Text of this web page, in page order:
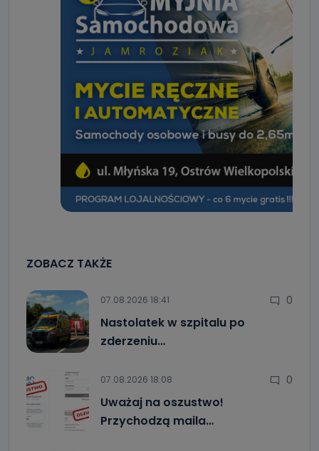
ZOBACZ TAKŻE
07.08.2026 18:41 0
Nastolatek w szpitalu po
zderzeniu…
07.08.2026 18:08 0
Uważaj na oszustwo!
Przychodzą maila…